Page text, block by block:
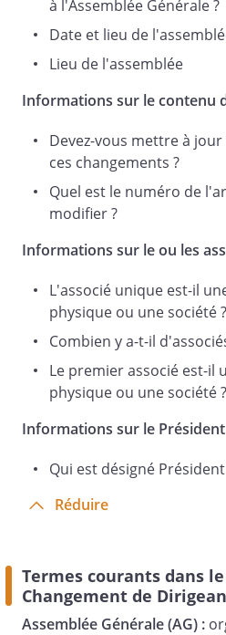
De tout ce que dessus, il
lecture par :
Fait à
Le ,
(s)
et Signature
(s)
à l'Assemblée Générale ?
Date et lieu de
Lieu de l'assemblée
Informations sur le contenu
Devez-vous mettre à
ces changements ?
Quel est le numéro de
modifier ?
Informations sur le ou les
L'associé unique est-il
physique ou une société ?
Combien y a-t-il
Le premier associé est-il
physique ou une société ?
Informations sur le
Qui est désigné
Réduire
Termes courants dans
Changement de
Assemblée Générale (AG) :